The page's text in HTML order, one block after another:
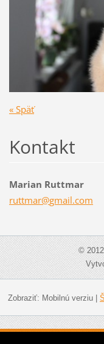
« Späť
Kontakt
Marian Ruttmar
ruttmar@gmail.com
©
Zobraziť: Mobilnú verziu|